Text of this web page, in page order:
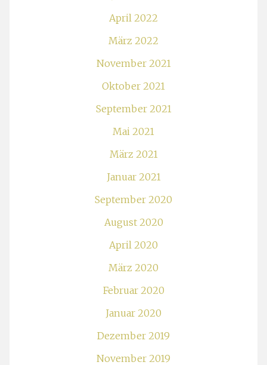
April 2022
März 2022
November 2021
Oktober 2021
September 2021
Mai 2021
März 2021
Januar 2021
September 2020
August 2020
April 2020
März 2020
Februar 2020
Januar 2020
Dezember 2019
November 2019